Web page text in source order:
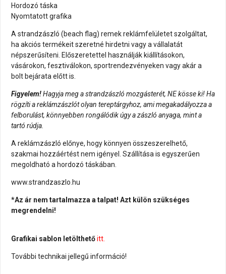
Hordozó táska
Nyomtatott grafika
A strandzászló (beach flag) remek reklámfelületet szolgáltat,
ha akciós termékeit szeretné hirdetni vagy a vállalatát
népszerűsíteni. Előszeretettel használják kiállításokon,
vásárokon, fesztiválokon, sportrendezvényeken vagy akár a
bolt bejárata előtt is.
Figyelem!Hagyja meg a strandzászló mozgásterét, NE kösse ki! Ha
rögzíti a reklámzászlót olyan tereptárgyhoz, ami megakadályozza a
felborulást, könnyebben rongálódik úgy a zászló anyaga, mint a
tartó rúdja.
A reklámzászló előnye, hogy könnyen összeszerelhető,
szakmai hozzáértést nem igényel. Szállítása is egyszerűen
megoldható a hordozó táskában.
www.strandzaszlo.hu
*Az ár nem tartalmazza a talpat! Azt külön szükséges
megrendelni!
Grafikai sablon letölthetőitt.
További technikai jellegű információ!